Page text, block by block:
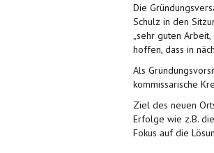
Die
Schulz in den
„sehr guten
hoffen, dass in
Als
kommissarische
Ziel des neuen
Erfolge wie z.B.
Fokus auf die